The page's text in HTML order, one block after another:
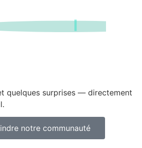
quelques surprises — directement
notre communauté